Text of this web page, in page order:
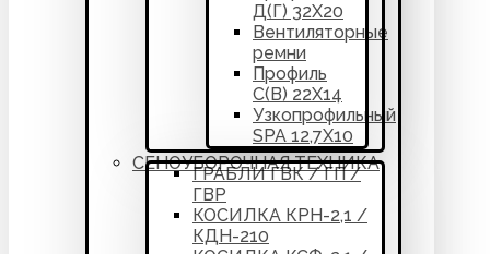
Д(Г) 32Х20
Вентиляторные
ремни
Профиль
С(В) 22Х14
Узкопрофильный
SPA 12,7Х10
СЕНОУБОРОЧНАЯ ТЕХНИКА
ГРАБЛИ ГВК / ГП /
ГВР
КОСИЛКА КРН-2,1 /
КДН-210